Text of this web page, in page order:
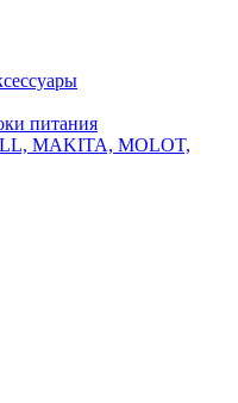
питания
MAKITA, MOLOT,